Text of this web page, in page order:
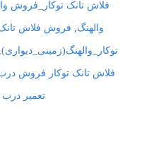
فلاش تانک توکار_فروش
والهنگ, فروش فلاش تانک
توکار_والهنگ(زمینی_دیواری),
فلاش تانک توکار فروش
تعمیر درب